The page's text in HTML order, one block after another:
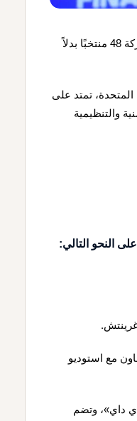
تنطلق بطولة كأس العالم لكرة القدم 2026 في أميركا الشمالية بنظامها الموسع الجديد بمشاركة 48 منتخبًا بدلاً
المتحدة، تمتد على
والتنظيمية
مع استوديو
داي»، وتضم